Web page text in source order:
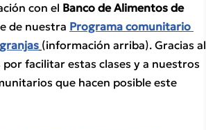
con el Banco de Alimentos de
de nuestra Programa comunitario
(información arriba). Gracias al
facilitar estas clases y a nuestros
que hacen posible este